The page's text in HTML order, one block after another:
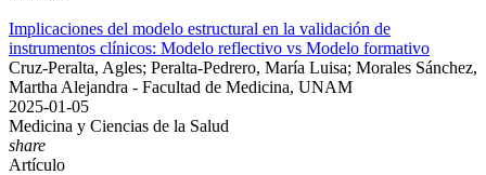
Implicaciones del modelo estructural en la validación de
instrumentos clínicos: Modelo reflectivo vs Modelo formativo
Cruz-Peralta, Agles; Peralta-Pedrero, María Luisa; Morales Sánchez,
Martha Alejandra - Facultad de Medicina, UNAM
2025-01-05
Medicina y Ciencias de la Salud
share
Artículo